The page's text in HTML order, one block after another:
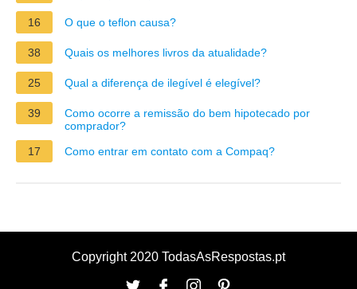
16 O que o teflon causa?
38 Quais os melhores livros da atualidade?
25 Qual a diferença de ilegível é elegível?
39
Como ocorre a remissão do bem hipotecado por
comprador?
17
Como entrar em contato com a Compaq?
Copyright 2020 TodasAsRespostas.pt